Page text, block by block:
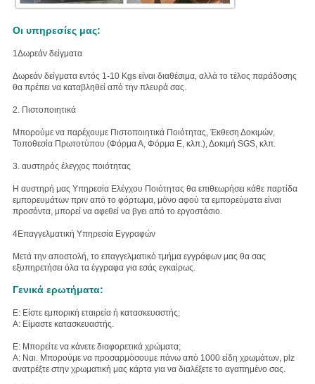
Οι υπηρεσίες μας:
1Δωρεάν δείγματα
Δωρεάν δείγματα εντός 1-10 Kgs είναι διαθέσιμα, αλλά το τέλος παράδοσης
θα πρέπει να καταβληθεί από την πλευρά σας.
2. Πιστοποιητικά
Μπορούμε να παρέχουμε Πιστοποιητικά Ποιότητας, Έκθεση Δοκιμών,
Τοποθεσία Πρωτοτύπου (Φόρμα Α, Φόρμα Ε, κλπ.), Δοκιμή SGS, κλπ.
3. αυστηρός έλεγχος ποιότητας
Η αυστηρή μας Υπηρεσία Ελέγχου Ποιότητας θα επιθεωρήσει κάθε παρτίδα
εμπορευμάτων πριν από το φόρτωμα, μόνο αφού τα εμπορεύματα είναι
προσόντα, μπορεί να αφεθεί να βγει από το εργοστάσιο.
4Επαγγελματική Υπηρεσία Εγγραφών
Μετά την αποστολή, το επαγγελματικό τμήμα εγγράφων μας θα σας
εξυπηρετήσει όλα τα έγγραφα για εσάς εγκαίρως.
Γενικά ερωτήματα:
Ε: Είστε εμπορική εταιρεία ή κατασκευαστής;
Α: Είμαστε κατασκευαστής.
Ε: Μπορείτε να κάνετε διαφορετικά χρώματα;
Α: Ναι. Μπορούμε να προσαρμόσουμε πάνω από 1000 είδη χρωμάτων, plz
ανατρέξτε στην χρωματική μας κάρτα για να διαλέξετε το αγαπημένο σας.